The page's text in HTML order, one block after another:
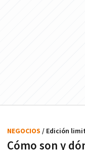
Cómo son y
NEGOCIOS / Edición